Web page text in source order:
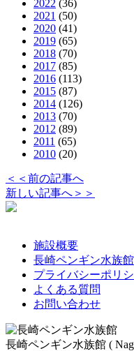
2022 (36)
2021 (50)
2020 (41)
2019 (65)
2018 (70)
2017 (85)
2016 (113)
2015 (87)
2014 (126)
2013 (70)
2012 (89)
2011 (65)
2010 (20)
＜＜前の記事へ
新しい記事へ＞＞
施設概要
長崎ペンギン水族
プライバシーポリ
よくある質問
お問い合わせ
長崎ペンギン水族館 (